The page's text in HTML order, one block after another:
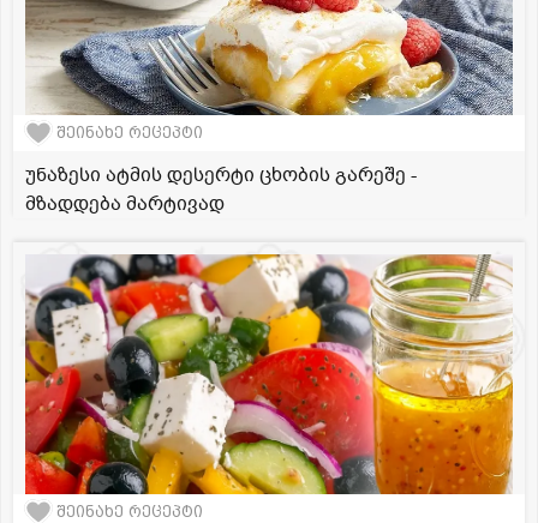
შეინახე რეცეპტი
უნაზესი ატმის დესერტი ცხობის გარეშე -
მზადდება მარტივად
შეინახე რეცეპტი